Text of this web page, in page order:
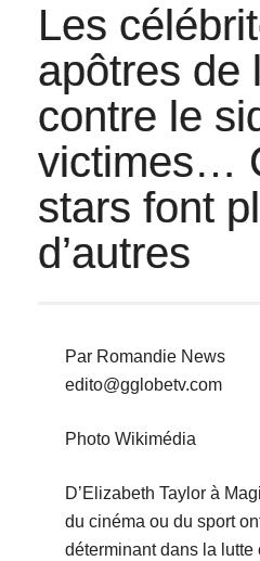
Les
apôtres de
contre le
victimes…
stars font
d’autres
Par Romandie News
edito@gglobetv.com
Photo Wikimédia
D’Elizabeth Taylor à
du cinéma ou du sport
déterminant dans la lutte